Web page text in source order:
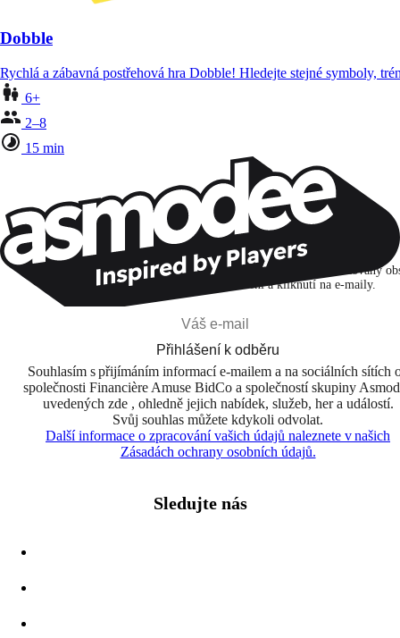
Dobble
Rychlá a zábavná postřehová hra Dobble! Hledejte stejné symboly,
6+
2–8
15 min
Zůstaňte v kontaktu!
Přihlašuji se k odběru, abych objevoval hry, novinky a personalizovaný
na základě svých zájmů a svých otevření a kliknutí na e-maily.
Přihlášení k odběru
Souhlasím s přijímáním informací e-mailem a na sociálních sítích
společnosti Financière Amuse BidCo a společností skupiny
uvedených zde , ohledně jejich nabídek, služeb, her a událostí.
Svůj souhlas můžete kdykoli odvolat.
Další informace o zpracování vašich údajů naleznete v našich
Zásadách ochrany osobních údajů.
Sledujte nás